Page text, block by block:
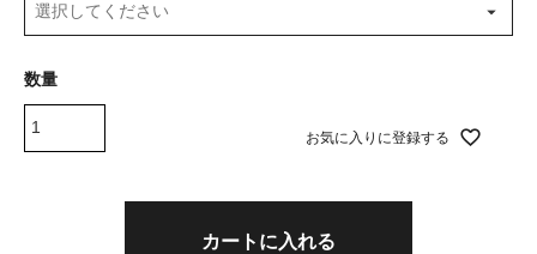
必
お気に入りに登録する
カートに入れる